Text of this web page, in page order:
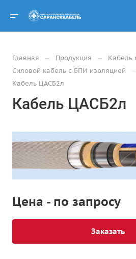
Главная — Продукция — Кабель
Силовой кабель с БПИ изоляцией —
Кабель ЦАСБ2л
Кабель ЦАСБ2л
Цена - по запросу
Заказать